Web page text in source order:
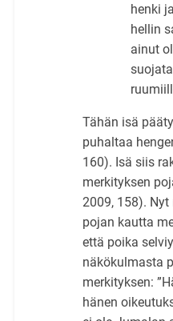
henki
hellin
ainut
Tähän isä
puhaltaa
160). Isä siis
merkityksen
2009, 158). Nyt
pojan kautta
että poika
näkökulmasta
merkityksen:
hänen